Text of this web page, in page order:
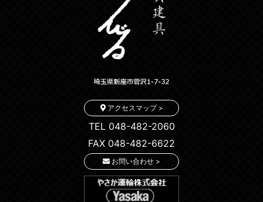
アクセスマップ >
TEL 048-482-2060
FAX 048-482-6622
お問い合わせ >